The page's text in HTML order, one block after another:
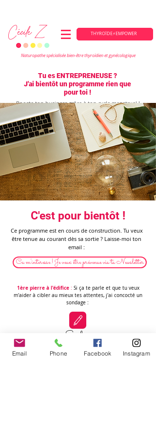
Cécile Z THYROÏDE⚡EMPOWER
Naturopathe spécialisée bien-être thyroïdien et gynécologique
Tu es ENTREPRENEUSE ?
J'ai bientôt un programme rien que
pour toi !
Booste ton business grâce à ton cycle menstruel !
C'est pour bientôt !
Ce programme est en cours de construction. Tu veux
être tenue au courant dès sa sortie ? Laisse-moi ton
email :
Ca m'interesse ! Je veux être prévenue via ta Newsletter
1ère pierre à l'édifice: Si ça te parle et que tu veux
m'aider à cibler au mieux tes attentes, j'ai concocté un
sondage :
Sondage
2ème pierre à l'édifice:Un appel en visio avec toi (MAX 30
min) m'aiderait énormément pour te faire un programme aux
Email Phone Facebook Instagram